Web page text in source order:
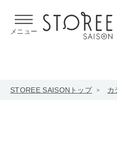
メニュー
STOREE SAISONトップ カ